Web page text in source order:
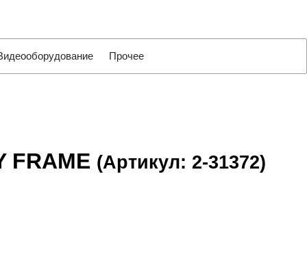
Прочее
FRAME (Артикул: 2-31372)